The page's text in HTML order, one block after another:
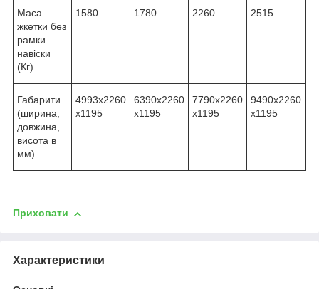
Маса
жкетки без
рамки
навіски
(Кг)
1580 1780 2260 2515
Габарити
(ширина,
довжина,
висота в
мм)
4993х2260
х1195
6390х2260
х1195
7790х2260
х1195
9490x2260
х1195
Приховати
Характеристики